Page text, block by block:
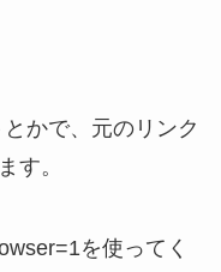
かで、元のリンク
す。
を使ってく